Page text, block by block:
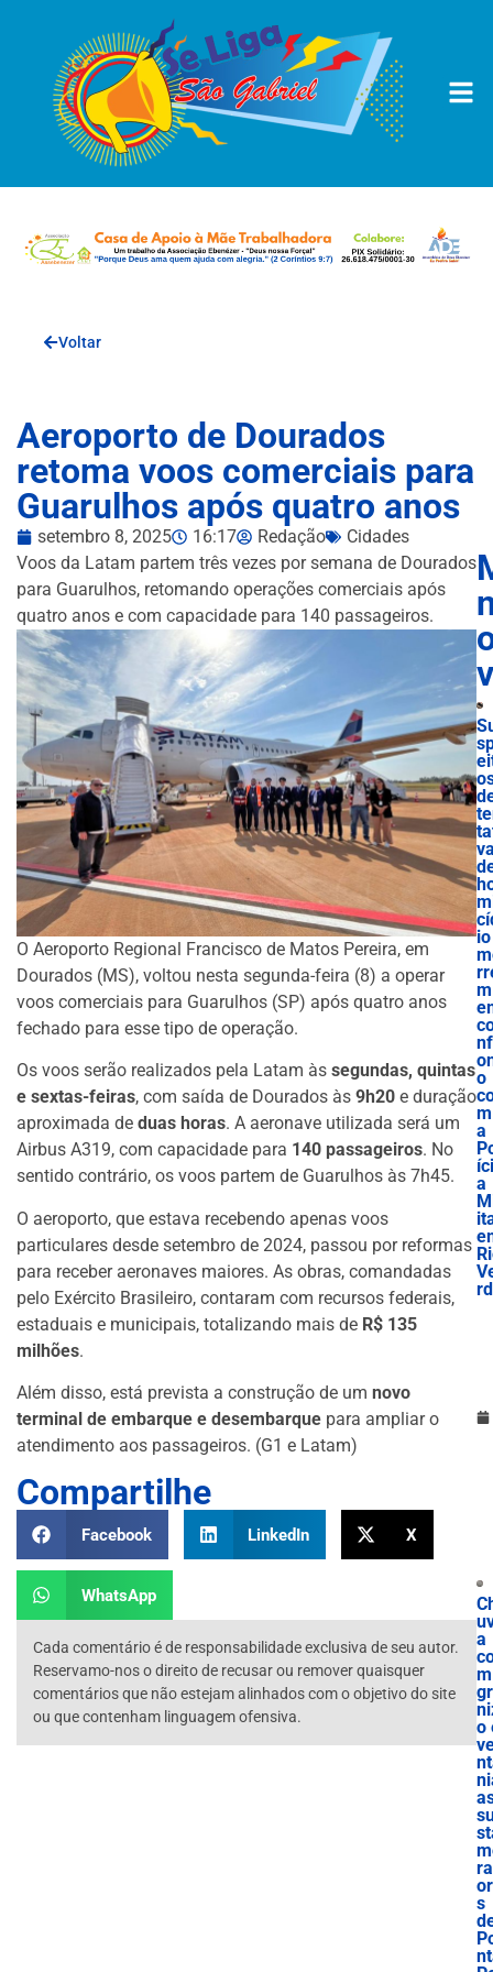
Voltar
Aeroporto de Dourados
retoma voos comerciais para
Guarulhos após quatro anos
setembro 8, 2025 16:17 Redação
Cidades
Voos da Latam partem três vezes por semana de Dourados
para Guarulhos, retomando operações comerciais após
quatro anos e com capacidade para 140 passageiros.
O Aeroporto Regional Francisco de Matos Pereira, em
Dourados (MS), voltou nesta segunda-feira (8) a operar
voos comerciais para Guarulhos (SP) após quatro anos
fechado para esse tipo de operação.
Os voos serão realizados pela Latam às segundas, quintas
e sextas-feiras, com saída de Dourados às 9h20 e duração
aproximada de duas horas. A aeronave utilizada será um
Airbus A319, com capacidade para 140 passageiros. No
sentido contrário, os voos partem de Guarulhos às 7h45.
O aeroporto, que estava recebendo apenas voos
particulares desde setembro de 2024, passou por reformas
para receber aeronaves maiores. As obras, comandadas
pelo Exército Brasileiro, contaram com recursos federais,
estaduais e municipais, totalizando mais de R$ 135
milhões.
Além disso, está prevista a construção de um novo
terminal de embarque e desembarque para ampliar o
atendimento aos passageiros. (G1 e Latam)
Compartilhe
Facebook LinkedIn X
WhatsApp
Cada comentário é de responsabilidade exclusiva de seu autor.
Reservamo-nos o direito de recusar ou remover quaisquer
comentários que não estejam alinhados com o objetivo do site
ou que contenham linguagem ofensiva.
io
m
o
m
a
íci
a
a
m
o
s